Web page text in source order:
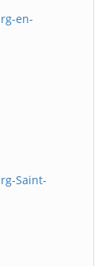
en-
Saint-